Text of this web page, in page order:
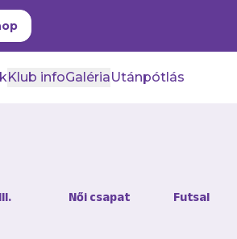
Klub infoGalériaUtánpótlás
Női csapat Futsal